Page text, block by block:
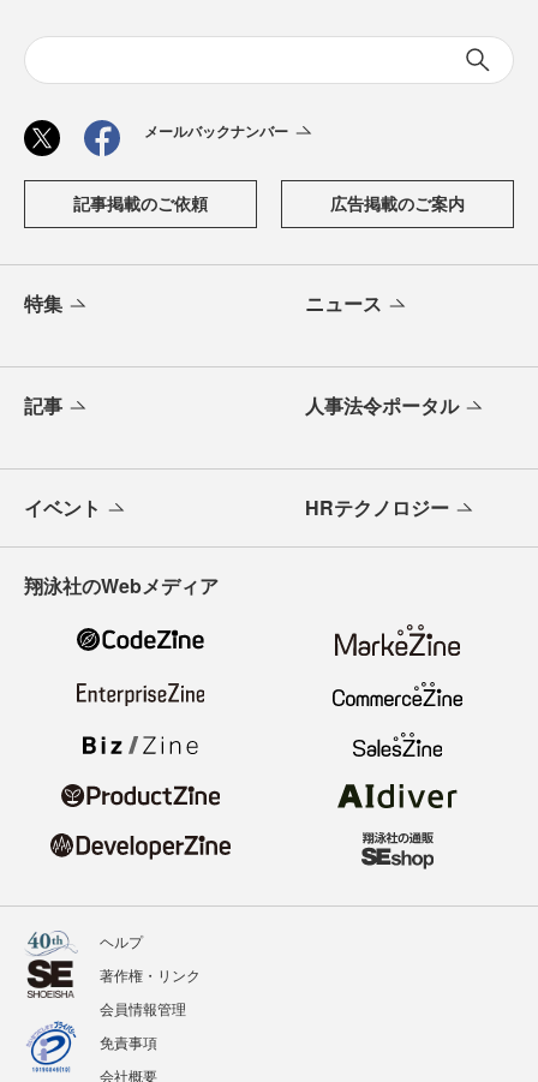
メールバックナンバー
記事掲載のご依頼 広告掲載のご案内
特集 ニュース
記事 人事法令ポータル
イベント HRテクノロジー
翔泳社のWebメディア
ヘルプ
著作権・リンク
会員情報管理
免責事項
会社概要